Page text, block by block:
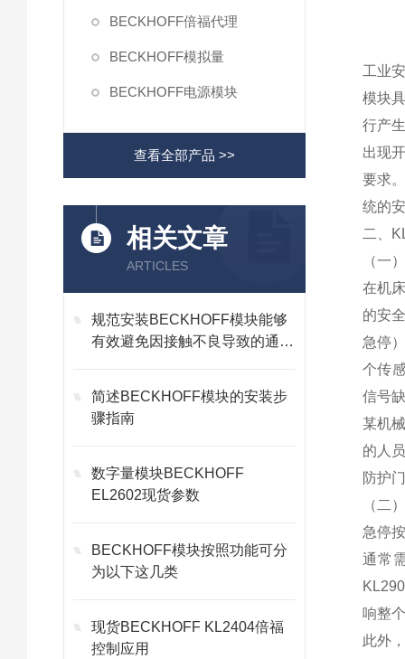
BECKHOFF倍福代理
BECKHOFF模拟量
BECKHOFF电源模块
查看全部产品 >>
相关文章
ARTICLES
规范安装BECKHOFF模块能够
有效避免因接触不良导致的通讯
简述BECKHOFF模块的安装步
骤指南
数字量模块BECKHOFF
EL2602现货参数
BECKHOFF模块按照功能可分
为以下这几类
现货BECKHOFF KL2404倍福
控制应用
工业
模块
行产
出现
要求
统的
二、
（一
在机
的安
急停
个传
信号
某机
的人
防护
（二
急停
通常
响整
此外